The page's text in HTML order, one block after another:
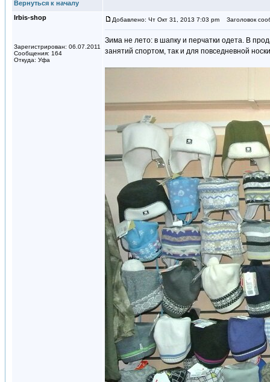
Вернуться к началу
Irbis-shop
Зарегистрирован: 06.07.2011
Сообщения: 164
Откуда: Уфа
Добавлено: Чт Окт 31, 2013 7:03 pm Заголовок
Зима не лето: в шапку и перчатки одета. В
занятий спортом, так и для повседневной